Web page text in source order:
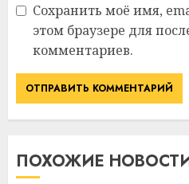
Сохранить моё имя,
этом браузере для
комментариев.
ПОХОЖИЕ